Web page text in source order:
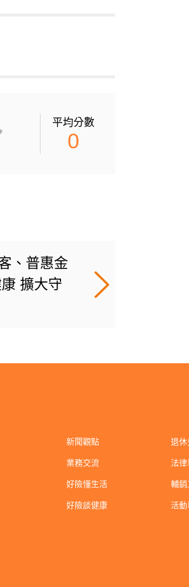
平均分數
0
、普惠金
擴大守
新聞觀點
業務交流
好險懂生活
好險談健康
退休
法律
輔銷
活動